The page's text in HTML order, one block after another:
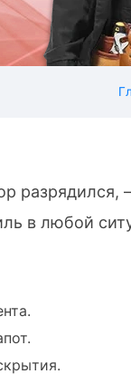
разрядился,
в любой